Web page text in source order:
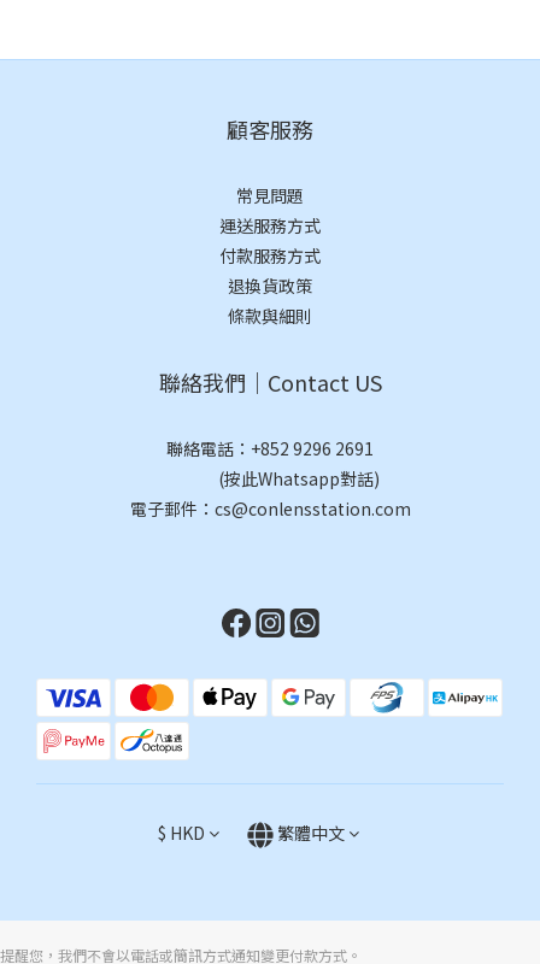
顧客服務
常見問題
運送服務方式
付款服務方式
退換貨政策
條款與細則
聯絡我們｜Contact US
聯絡電話： +852 9296 2691
(按此Whatsapp對話)
電子郵件：cs@conlensstation.com
$ HKD 繁體中文
提醒您，我們不會以電話或簡訊方式通知變更付款方式。